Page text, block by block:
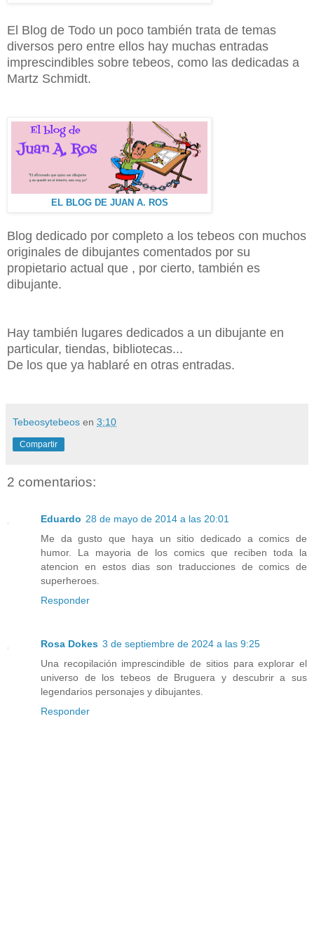
El Blog de Todo un poco también trata de temas
diversos pero entre ellos hay muchas entradas
imprescindibles sobre tebeos, como las dedicadas a
Martz Schmidt.
EL BLOG DE JUAN A. ROS
Blog dedicado por completo a los tebeos con muchos
originales de dibujantes comentados por su
propietario actual que , por cierto, también es
dibujante.
Hay también lugares dedicados a un dibujante en
particular, tiendas, bibliotecas...
De los que ya hablaré en otras entradas.
Tebeosytebeos en 3:10
Compartir
2 comentarios:
Eduardo 28 de mayo de 2014 a las 20:01
Me da gusto que haya un sitio dedicado a comics de
humor. La mayoria de los comics que reciben toda la
atencion en estos dias son traducciones de comics de
superheroes.
Responder
Rosa Dokes 3 de septiembre de 2024 a las 9:25
Una recopilación imprescindible de sitios para explorar el
universo de los tebeos de Bruguera y descubrir a sus
legendarios personajes y dibujantes.
Responder